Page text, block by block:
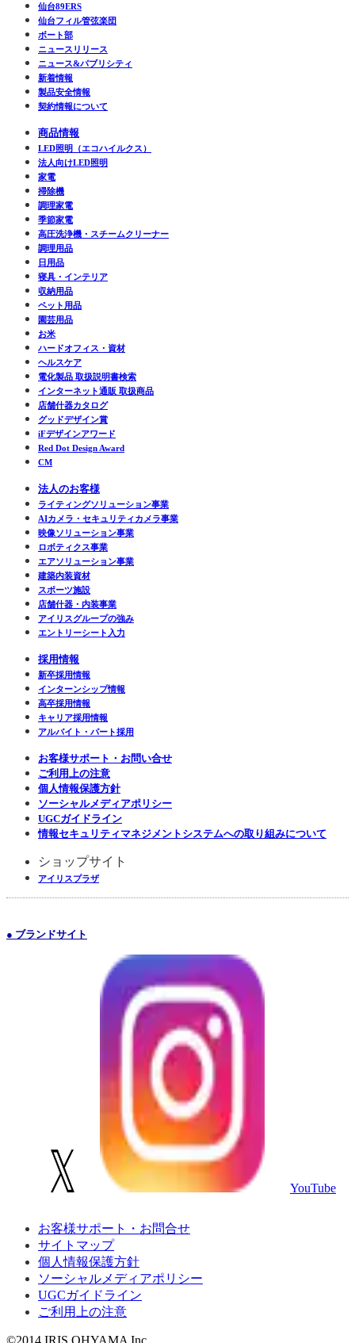
仙台89ERS
仙台フィル管弦楽団
ボート部
ニュースリリース
ニュース&パブリシティ
新着情報
製品安全情報
契約情報について
商品情報
LED照明（エコハイルクス）
法人向けLED照明
家電
掃除機
調理家電
季節家電
高圧洗浄機・スチームクリーナー
調理用品
日用品
寝具・インテリア
収納用品
ペット用品
園芸用品
お米
ハードオフィス・資材
ヘルスケア
電化製品 取扱説明書検索
インターネット通販 取扱商品
店舗什器カタログ
グッドデザイン賞
iFデザインアワード
Red Dot Design Award
CM
法人のお客様
ライティングソリューション事業
AIカメラ・セキュリティカメラ事業
映像ソリューション事業
ロボティクス事業
エアソリューション事業
建築内装資材
スポーツ施設
店舗什器・内装事業
アイリスグループの強み
エントリーシート入力
採用情報
新卒採用情報
インターンシップ情報
高卒採用情報
キャリア採用情報
アルバイト・パート採用
お客様サポート・お問い合せ
ご利用上の注意
個人情報保護方針
ソーシャルメディアポリシー
UGCガイドライン
情報セキュリティマネジメントシステムへの取り組みについて
ショップサイト
アイリスプラザ
● ブランドサイト
YouTube
お客様サポート・お問合せ
サイトマップ
個人情報保護方針
ソーシャルメディアポリシー
UGCガイドライン
ご利用上の注意